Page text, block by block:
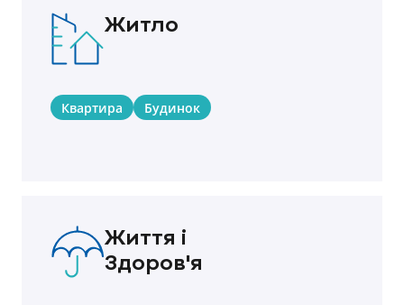
Житло
Квартира Будинок
Життя і
Здоров'я